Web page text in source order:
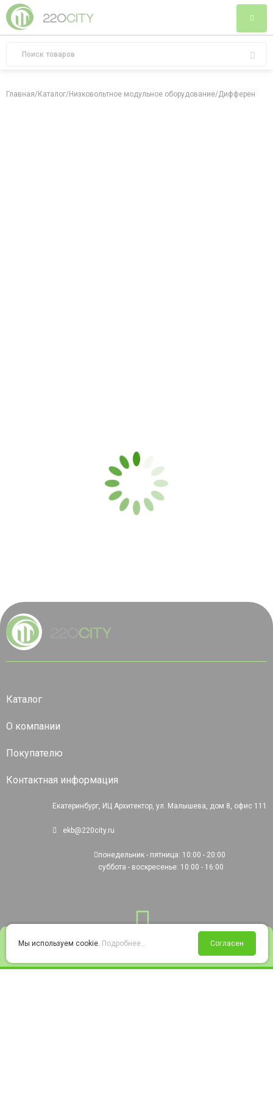
Войти Избранное Корзина
Главная/Каталог/Низковольтное модульное оборудование/
Каталог
О компании
Покупателю
Контактная информация
Екатеринбург, ИЦ Архитектор, ул. Малышева, дом 8, офис 111
ekb@220city.ru
понедельник - пятница: 10:00 - 20:00
суббота - воскресенье: 10:00 - 16:00
Мы используем cookie. Подробнее... Согласен